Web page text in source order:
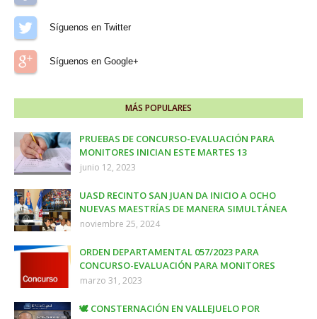
Síguenos en Twitter
Síguenos en Google+
MÁS POPULARES
PRUEBAS DE CONCURSO-EVALUACIÓN PARA
MONITORES INICIAN ESTE MARTES 13
junio 12, 2023
UASD RECINTO SAN JUAN DA INICIO A OCHO
NUEVAS MAESTRÍAS DE MANERA SIMULTÁNEA
noviembre 25, 2024
ORDEN DEPARTAMENTAL 057/2023 PARA
CONCURSO-EVALUACIÓN PARA MONITORES
marzo 31, 2023
🕊️ CONSTERNACIÓN EN VALLEJUELO POR